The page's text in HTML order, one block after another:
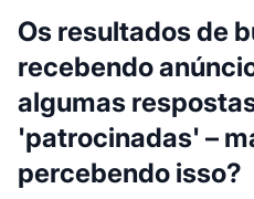
Os resultados de
recebendo
algumas
'patrocinadas' –
percebendo isso?